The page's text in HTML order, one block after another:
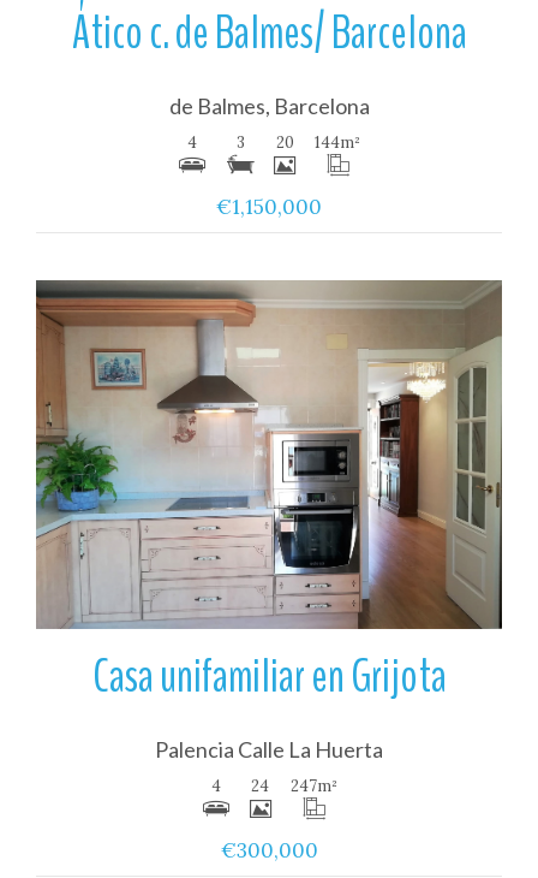
Ático c. de Balmes/ Barcelona
de Balmes, Barcelona
4 3 20 144m²
€1,150,000
Ver
Casa unifamiliar en Grijota
Palencia Calle La Huerta
4 24 247m²
€300,000